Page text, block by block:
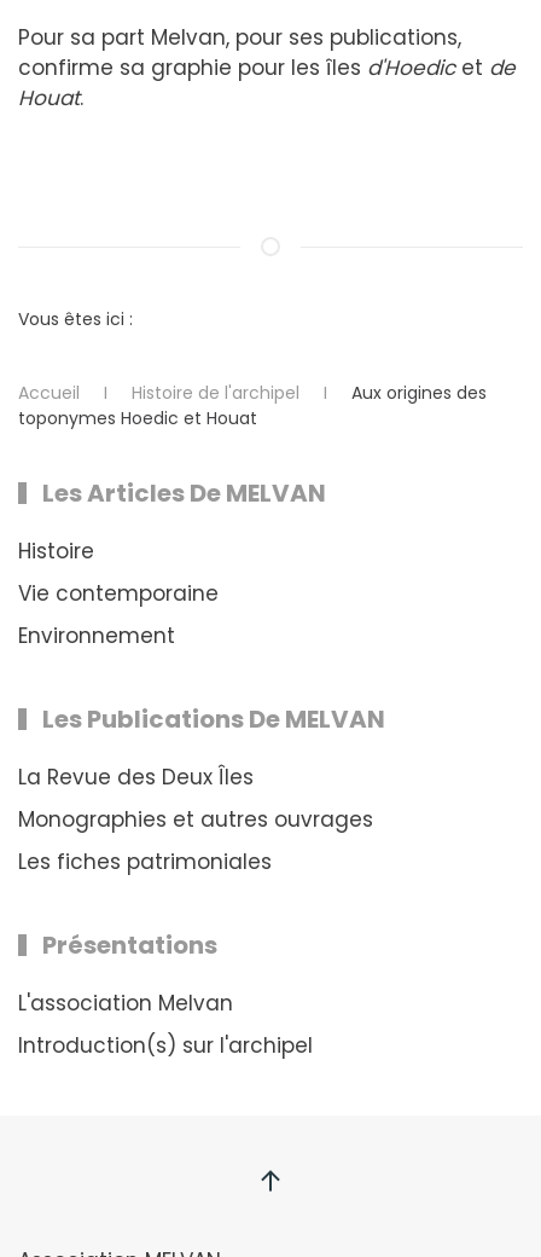
Pour sa part Melvan, pour ses publications,
confirme sa graphie pour les îles d'Hoedic et de
Houat.
Vous êtes ici :
Accueil Histoire de l'archipel
Aux origines des
toponymes Hoedic et Houat
Les Articles De MELVAN
Histoire
Vie contemporaine
Environnement
Les Publications De MELVAN
La Revue des Deux Îles
Monographies et autres ouvrages
Les fiches patrimoniales
Présentations
L'association Melvan
Introduction(s) sur l'archipel